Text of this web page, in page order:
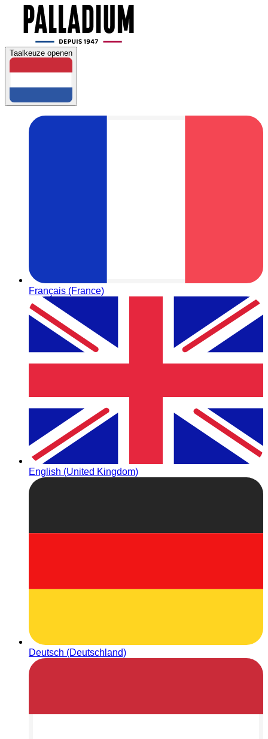
Taalkeuze openen
Français (France)
English (United Kingdom)
Deutsch (Deutschland)